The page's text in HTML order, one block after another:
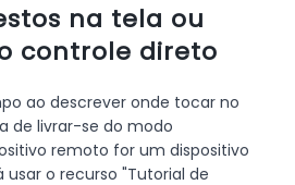
na tela ou
controle direto
ao descrever onde tocar no
de livrar-se do modo
remoto for um dispositivo
usar o recurso "Tutorial de